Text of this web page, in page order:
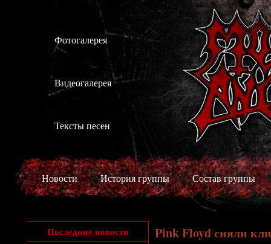
Фотогалерея
Видеогалерея
Тексты песен
Новости История группы Состав группы
Последние новости Pink Floyd сняли